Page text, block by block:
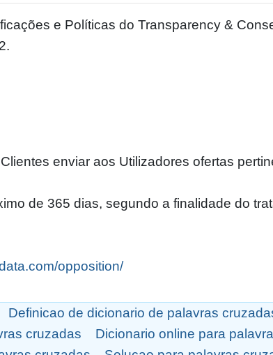
e Políticas do Transparency &
enviar aos Utilizadores ofertas
de 365 dias, segundo a finalidade do
opposition/
Definicao de dicionario de palavras
cruzadas
Dicionario online para